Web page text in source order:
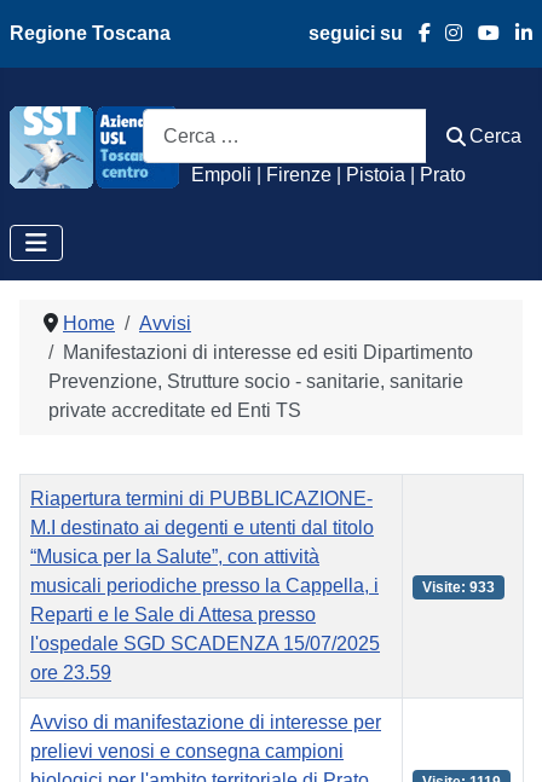
Regione Toscana seguici su
Azienda Usl
Empoli | Firenze | Pistoia | Prato
Cerca
Cerca
Home
Avvisi
Manifestazioni di interesse ed esiti Dipartimento
Prevenzione, Strutture socio - sanitarie, sanitarie
private accreditate ed Enti TS
Titolo Visite
Riapertura termini di PUBBLICAZIONE-
M.I destinato ai degenti e utenti dal titolo
“Musica per la Salute”, con attività
musicali periodiche presso la Cappella, i
Reparti e le Sale di Attesa presso
l'ospedale SGD SCADENZA 15/07/2025
ore 23.59
Visite: 933
Avviso di manifestazione di interesse per
prelievi venosi e consegna campioni